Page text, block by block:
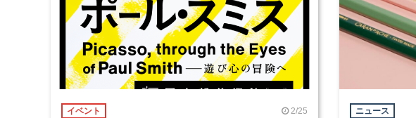
イベント 2/25 ニュース